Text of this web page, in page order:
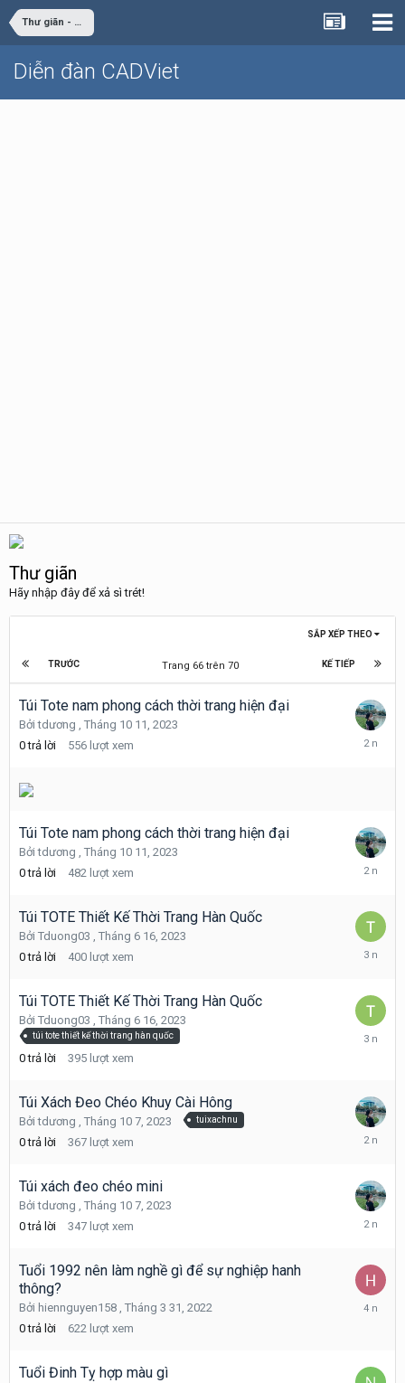
Thư giãn - giải trí
Diễn đàn CADViet
Thư giãn
Hãy nhập đây để xả sì trét!
SẮP XẾP THEO
TRƯỚC KẾ TIẾP
Trang 66 trên 70
Túi Tote nam phong cách thời trang hiện đại
Bởitdương , Tháng 10 11, 2023
0 trả lời 556 lượt xem
Tháng
Túi Tote nam phong cách thời trang hiện đại
Bởitdương , Tháng 10 11, 2023
0 trả lời 482 lượt xem
Tháng
2023
Túi TOTE Thiết Kế Thời Trang Hàn Quốc
Bởi Tduong03 , Tháng 6 16, 2023
0 trả lời 400 lượt xem
Tháng
2023
Túi TOTE Thiết Kế Thời Trang Hàn Quốc
Bởi Tduong03 , Tháng 6 16, 2023
túi tote thiết kế thời trang hàn quốc
0 trả lời 395 lượt xem
Tháng
Túi Xách Đeo Chéo Khuy Cài Hông
Bởitdương Tháng 10 7, 2023 tuixachnu
0 trả lời 367 lượt xem
Tháng
2023
Túi xách đeo chéo mini
Bởitdương , Tháng 10 7, 2023
0 trả lời 347 lượt xem
Tháng
2023
Tuổi 1992 nên làm nghề gì để sự nghiệp hanh
thông?
Bởi hiennguyen158 , Tháng 3 31, 2022
0 trả lời 622 lượt xem
Tháng
Tuổi Đinh Tỵ hợp màu gì